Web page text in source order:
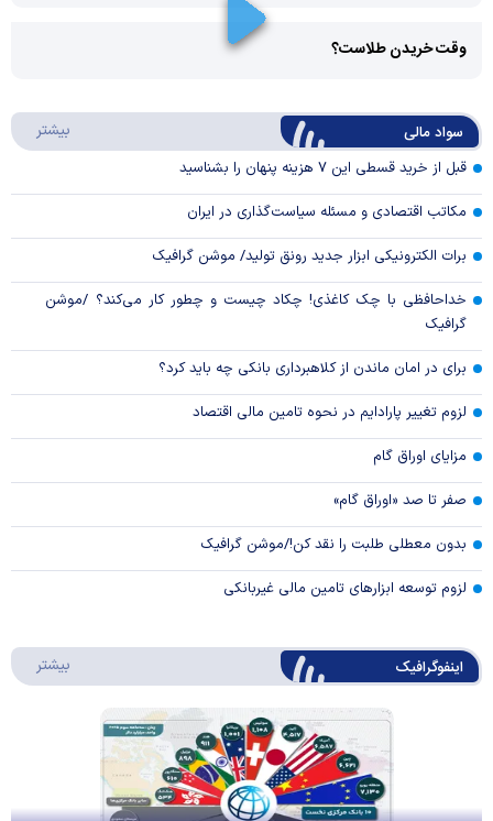
Video
وقت خریدن طلاست؟
سواد مالی بیشتر
قبل از خرید قسطی این ۷ هزینه پنهان را بشناسید
مکاتب اقتصادی و مسئله سیاست‌گذاری در ایران
برات الکترونیکی ابزار جدید رونق تولید/ موشن گرافیک
خداحافظی با چک کاغذی! چکاد چیست و چطور کار می‌کند؟ /موشن
گرافیک
برای در امان ماندن از کلاهبرداری بانکی چه باید کرد؟
لزوم تغییر پارادایم در نحوه تامین مالی اقتصاد
مزایای اوراق گام
صفر تا صد «اوراق گام»
بدون معطلی طلبت را نقد کن!/موشن گرافیک
لزوم توسعه ابزارهای تامین مالی غیربانکی
اینفوگرافیک بیشتر